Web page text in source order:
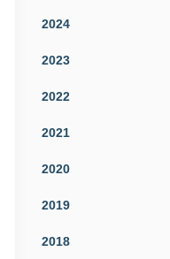
2024
2023
2022
2021
2020
2019
2018